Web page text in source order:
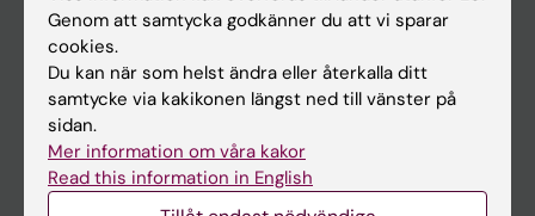
På gång
Nyheter
Kalender
Genom att samtycka godkänner du att vi sparar
cookies.
Du kan när som helst ändra eller återkalla ditt
samtycke via kakikonen längst ned till vänster på
sidan.
Mer information om våra kakor
Read this information in English